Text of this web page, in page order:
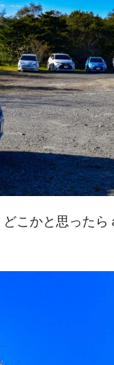
どこかと思った